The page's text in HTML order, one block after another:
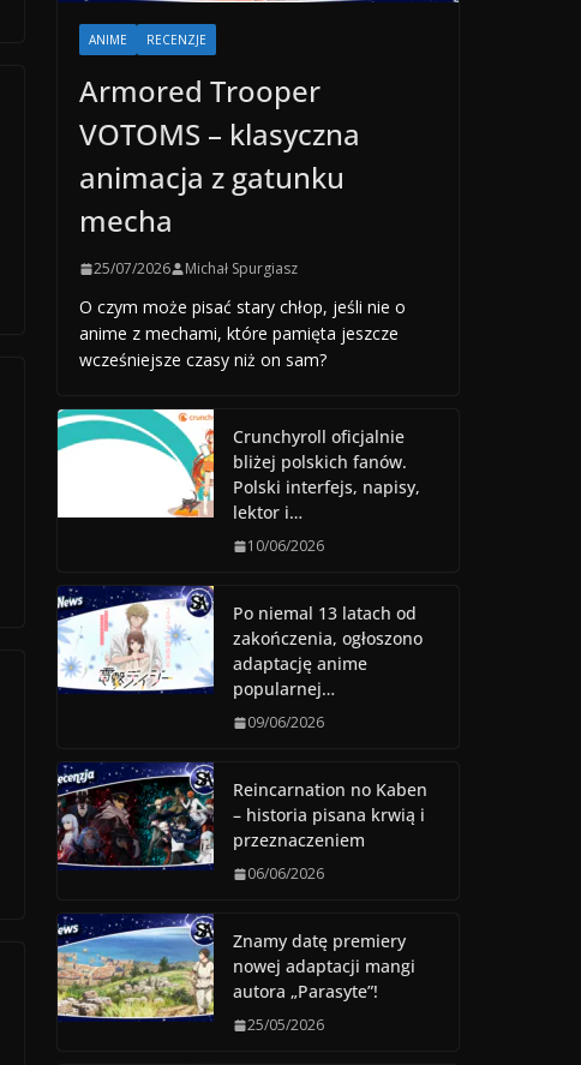
ANIME RECENZJE
Armored Trooper
VOTOMS – klasyczna
animacja z gatunku
mecha
25/07/2026 Michał Spurgiasz
O czym może pisać stary chłop, jeśli nie o
anime z mechami, które pamięta jeszcze
wcześniejsze czasy niż on sam?
Crunchyroll oficjalnie
bliżej polskich fanów.
Polski interfejs, napisy,
lektor i…
10/06/2026
Po niemal 13 latach od
zakończenia, ogłoszono
adaptację anime
popularnej…
09/06/2026
Reincarnation no Kaben
– historia pisana krwią i
przeznaczeniem
06/06/2026
Znamy datę premiery
nowej adaptacji mangi
autora „Parasyte”!
25/05/2026